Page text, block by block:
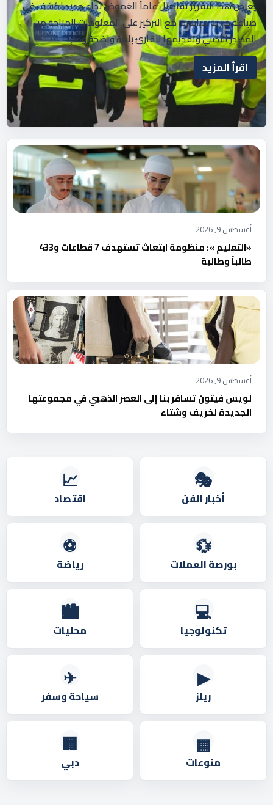
يعرض هذا التقرير تفاصيل عاماً الغموض نداء جديد لكشف في
صياغة خبرية مباشرة، مع التركيز على المعلومات المتاحة من
المصدر الأصلي وتقديمها للقارئ بلغة واضحة ومح
اقرأ المزيد
أغسطس 9, 2026
«التعليم »: منظومة ابتعاث تستهدف 7 قطاعات و433
طالباً وطالبة
أغسطس 9, 2026
لويس فيتون تسافر بنا إلى العصر الذهبي في مجموعتها
الجديدة لخريف وشتاء
🎭
أخبار الفن
📈
اقتصاد
💱
بورصة العملات
⚽
رياضة
💻
تكنولوجيا
🏙️
محليات
▶
ريلز
✈
سياحة وسفر
▦
منوعات
🏢
دبي